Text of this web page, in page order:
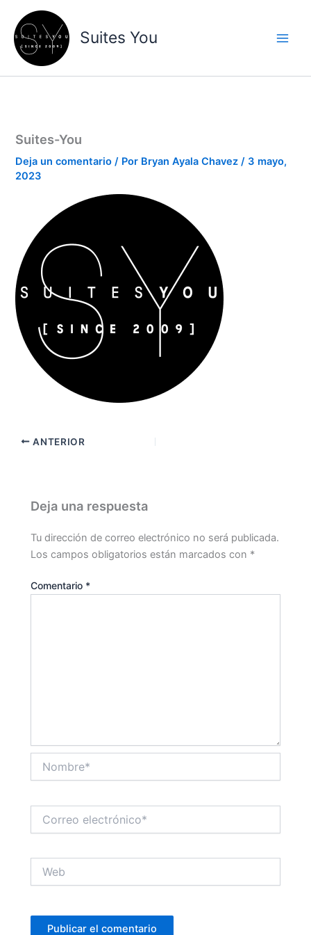
contenido
contenido
Suites You
Suites-You
Deja un comentario / Por Bryan Ayala Chavez/ 3 mayo,
2023
ANTERIOR
Deja una respuesta
Tu dirección de correo electrónico no será publicada.
Los campos obligatorios están marcados con *
Comentario *
electrónico*